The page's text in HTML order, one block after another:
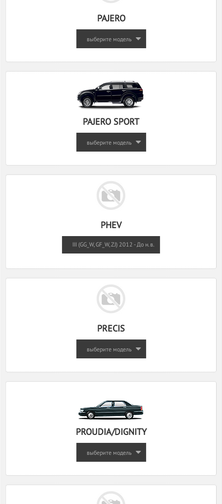
PAJERO
выберите модель
PAJERO SPORT
выберите модель
PHEV
III (GG_W, GF_W, ZJ) 2012 - До н.в.
PRECIS
выберите модель
PROUDIA/DIGNITY
выберите модель